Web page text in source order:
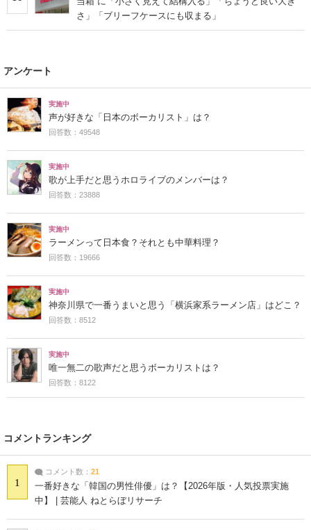
さ」「ブリーフケースにも収まる」
アンケート
実施中
声が好きな「日本のボーカリスト」は？
回答数：49548
実施中
歌が上手だと思うホロライブのメンバーは？
回答数：23888
実施中
ラーメンって日本食？それとも中華料理？
回答数：19666
実施中
神奈川県で一番うまいと思う「横浜家系ラーメン店」はどこ？
回答数：8512
実施中
唯一無二の歌声だと思うボーカリストは？
回答数：8122
コメントランキング
1
コメント数： 21
一番好きな「韓国の男性俳優」は？【2026年版・人気投票実施
中】 | 芸能人 ねとらぼリサーチ